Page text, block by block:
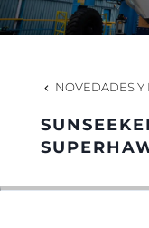
NOVEDADES Y